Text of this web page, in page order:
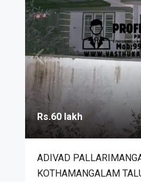
Rs.60 lakh
ADIVAD
KOTHAMANGALAM